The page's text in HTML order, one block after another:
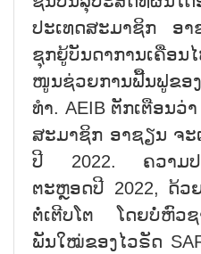
ປະເທດສະມາຊິກ ອ
ຊຸກຍູ້ບັນດາການເຄື່ອ
ໜູນຊ່ວຍການຟື້ນຟູຂອ
ທຳ. AEIB ຕັກເຕືອນວ່
ສະມາຊິກ ອາຊຽນ ຈະ
ປີ 2022. ຄວາມປະ
ຕະຫຼອດປີ 2022, ດ້ວ
ຕໍ່ເຕີບໂຕ ໂດຍບໍ່ຫົວຊ
ພັນໃໝ່ຂອງໄວຣັດ